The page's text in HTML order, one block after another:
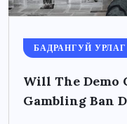
БАДРАНГУЙ УРЛАГ
Will The Demo
Gambling Ban